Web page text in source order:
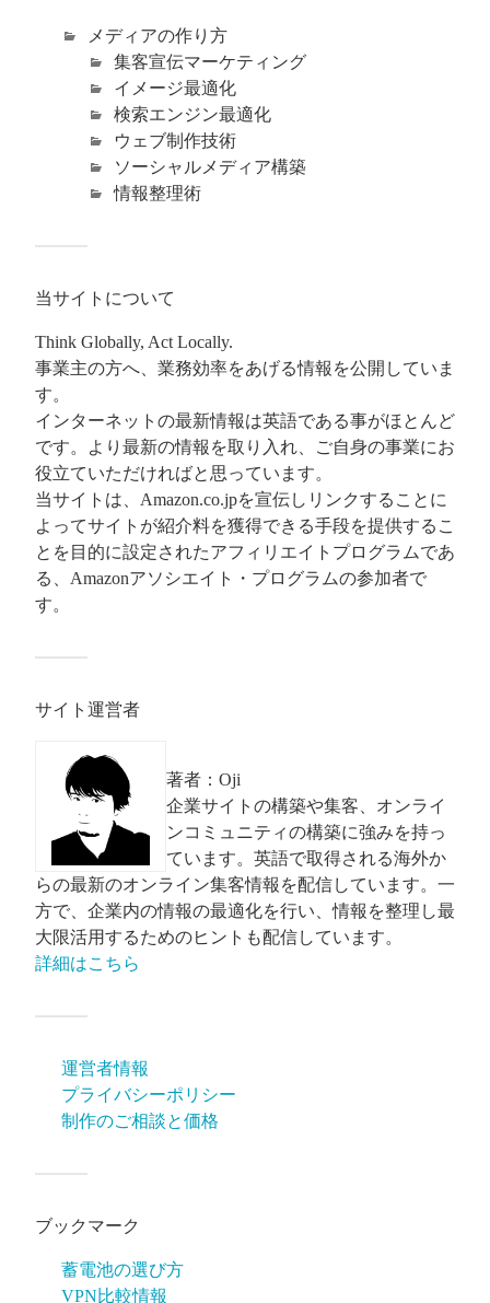
メディアの作り方
集客宣伝マーケティング
イメージ最適化
検索エンジン最適化
ウェブ制作技術
ソーシャルメディア構築
情報整理術
当サイトについて
Think Globally, Act Locally.
事業主の方へ、業務効率をあげる情報を公開していま
す。
インターネットの最新情報は英語である事がほとんど
です。より最新の情報を取り入れ、ご自身の事業にお
役立ていただければと思っています。
当サイトは、Amazon.co.jpを宣伝しリンクすることに
よってサイトが紹介料を獲得できる手段を提供するこ
とを目的に設定されたアフィリエイトプログラムであ
る、Amazonアソシエイト・プログラムの参加者で
す。
サイト運営者
著者：Oji
企業サイトの構築や集客、オンライ
ンコミュニティの構築に強みを持っ
ています。英語で取得される海外か
らの最新のオンライン集客情報を配信しています。一
方で、企業内の情報の最適化を行い、情報を整理し最
大限活用するためのヒントも配信しています。
詳細はこちら
運営者情報
プライバシーポリシー
制作のご相談と価格
ブックマーク
蓄電池の選び方
VPN比較情報